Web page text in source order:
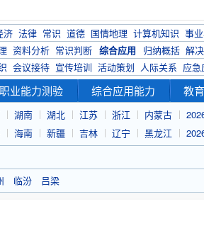
济 法律 常识 道德 国情地理 计算机知识 事
资料分析 常识判断 综合应用 归纳概括 解
会议接待 宣传培训 活动策划 人际关系 应急
职业能力测验 综合应用能力 教
湖南 湖北 江苏 浙江 内蒙古
海南 新疆 吉林 辽宁 黑龙江
临汾 吕梁